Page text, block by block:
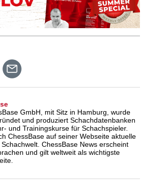
GmbH, mit Sitz in Hamburg, wurde
und produziert Schachdatenbanken
und Trainingskurse für Schachspieler.
ChessBase auf seiner Webseite aktuelle
ChessBase News erscheint
und gilt weltweit als wichtigste